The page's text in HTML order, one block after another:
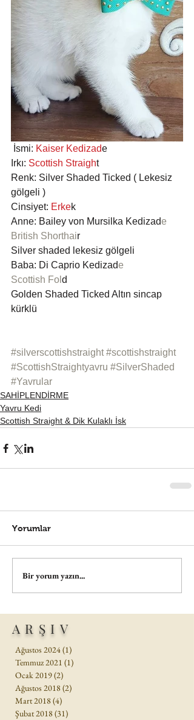
İsmi: Kaiser Kedizade
Irkı: Scottish Straight
Renk: Silver Shaded Ticked ( Lekesiz
gölgeli )
Cinsiyet: Erkek
Anne: Bailey von Mursilka Kedizade
British Shorthair
Silver shaded lekesiz gölgeli
Baba: Di Caprio Kedizade
Scottish Fol d
Golden Shaded Ticked Altın sincap
kürklü
#silverscottishstraight #scottishstraight
#ScottishStraightyavru #SilverShaded
#Yavrular
SAHİPLENDİRME
Yavru Kedi
Scottish Straight & Dik Kulaklı İsk
Yorumlar
Bir yorum yazın...
ARŞIV
Ağustos 2024(1)
Temmuz 2021 (1)
Ocak 2019(2)
Ağustos 2018 (2)
Mart 2018 (4)
Şubat 2018 (31)